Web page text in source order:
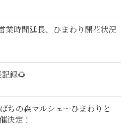
業時間延長、ひまわり開花状況
録🌻
ちの森マルシェ～ひまわりと
決定！